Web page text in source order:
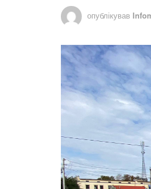
опублікував